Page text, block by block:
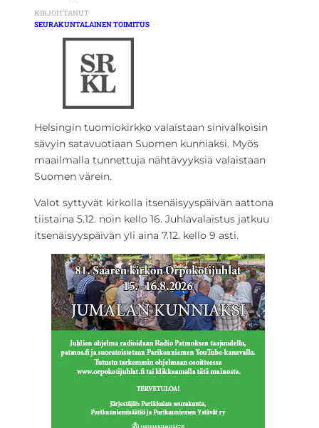
KIRJOITTANUT
SEURAKUNTALAINEN TOIMITUS
Helsingin tuomiokirkko valaistaan sinivalkoisin
sävyin satavuotiaan Suomen kunniaksi. Myös
maailmalla tunnettuja nähtävyyksiä valaistaan
Suomen värein.
Valot syttyvät kirkolla itsenäisyyspäivän aattona
tiistaina 5.12. noin kello 16. Juhlavalaistus jatkuu
itsenäisyyspäivän yli aina 7.12. kello 9 asti.